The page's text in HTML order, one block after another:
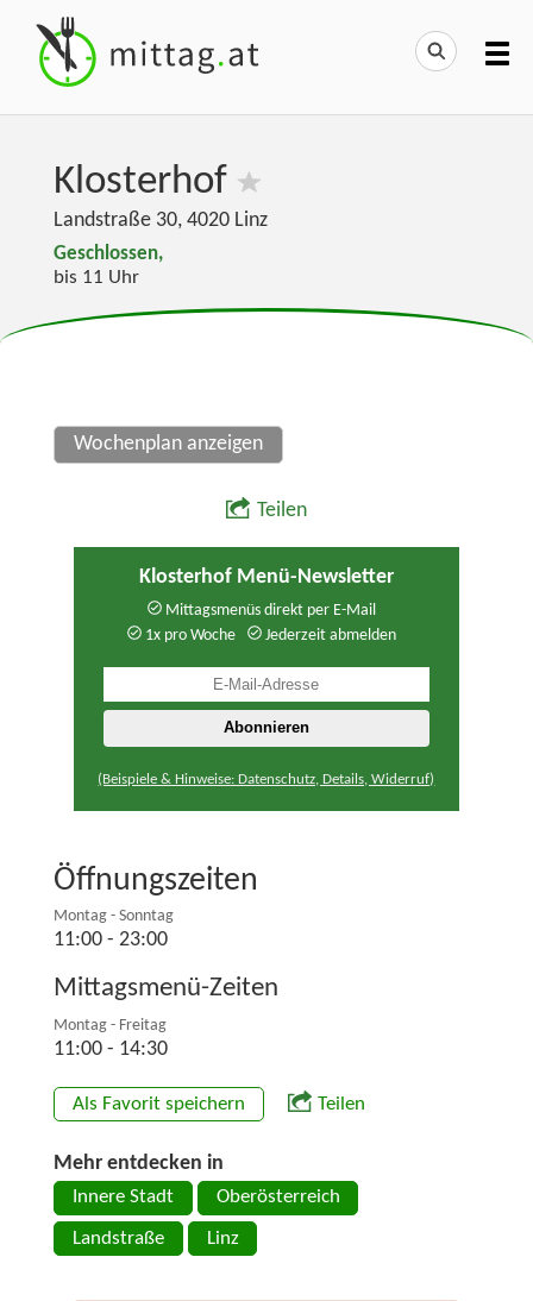
Klosterhof
Landstraße 30, 4020 Linz
Geschlossen,
bis 11 Uhr
Wochenplan anzeigen
Teilen
Klosterhof Menü-Newsletter
Mittagsmenüs direkt per E-Mail
1x pro Woche
Jederzeit abmelden
(Beispiele & Hinweise: Datenschutz, Details, Widerruf)
Öffnungszeiten
Montag - Sonntag
11:00 - 23:00
Mittagsmenü-Zeiten
Montag - Freitag
11:00 - 14:30
Als Favorit speichern Teilen
Mehr entdecken in
Innere Stadt Oberösterreich
Landstraße Linz